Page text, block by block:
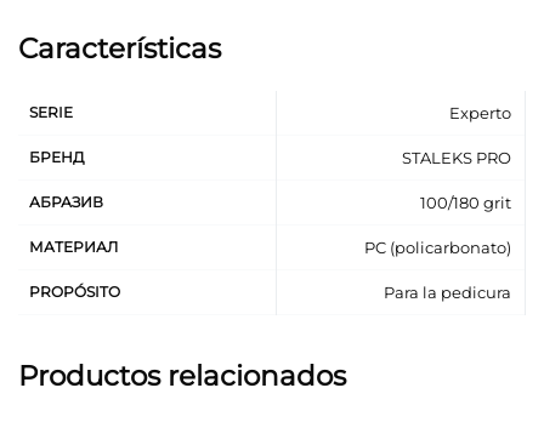
Plástico resistente rígido.
Características
SERIE Experto
БРЕНД STALEKS PRO
АБРАЗИВ 100/180 grit
МАТЕРИАЛ PC (policarbonato)
PROPÓSITO Para la pedicura
Productos relacionados